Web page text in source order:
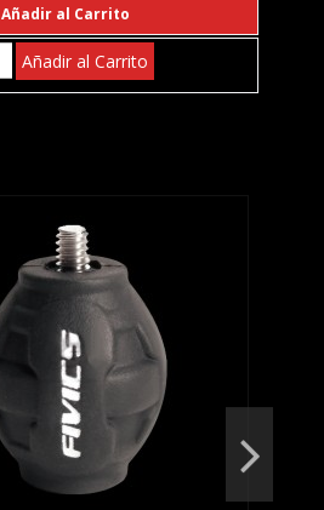
Añadir al Carrito
Añadir al Carrito